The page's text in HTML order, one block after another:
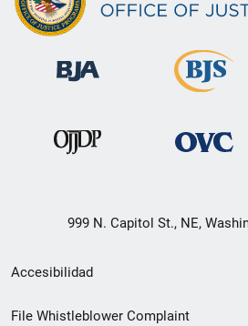
999 N. Capitol St., NE,
Menú
de
Accesibilidad
File Whistleblower Complaint